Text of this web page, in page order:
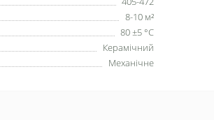
8-10 м²
80 ±5 °С
Керамічний
Механічне